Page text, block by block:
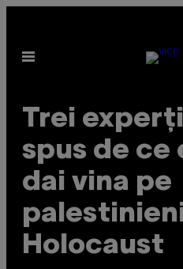
content
Open
Trei
spus de ce
dai vina pe
Holocaust